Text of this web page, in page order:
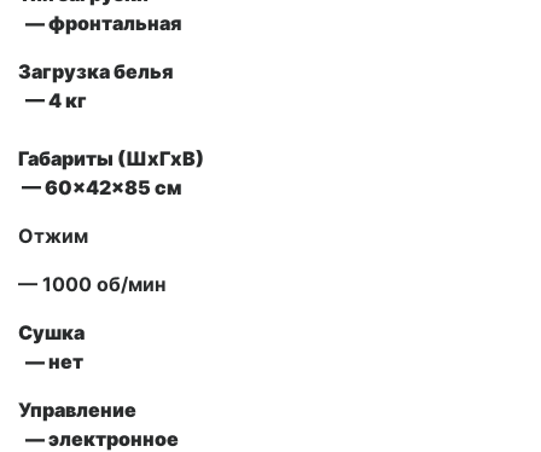
— фронтальная
Загрузка белья
— 4 кг
Габариты (ШxГxВ)
— 60x42x85 см
Отжим
— 1000 об/мин
Сушка
— нет
Управление
— электронное